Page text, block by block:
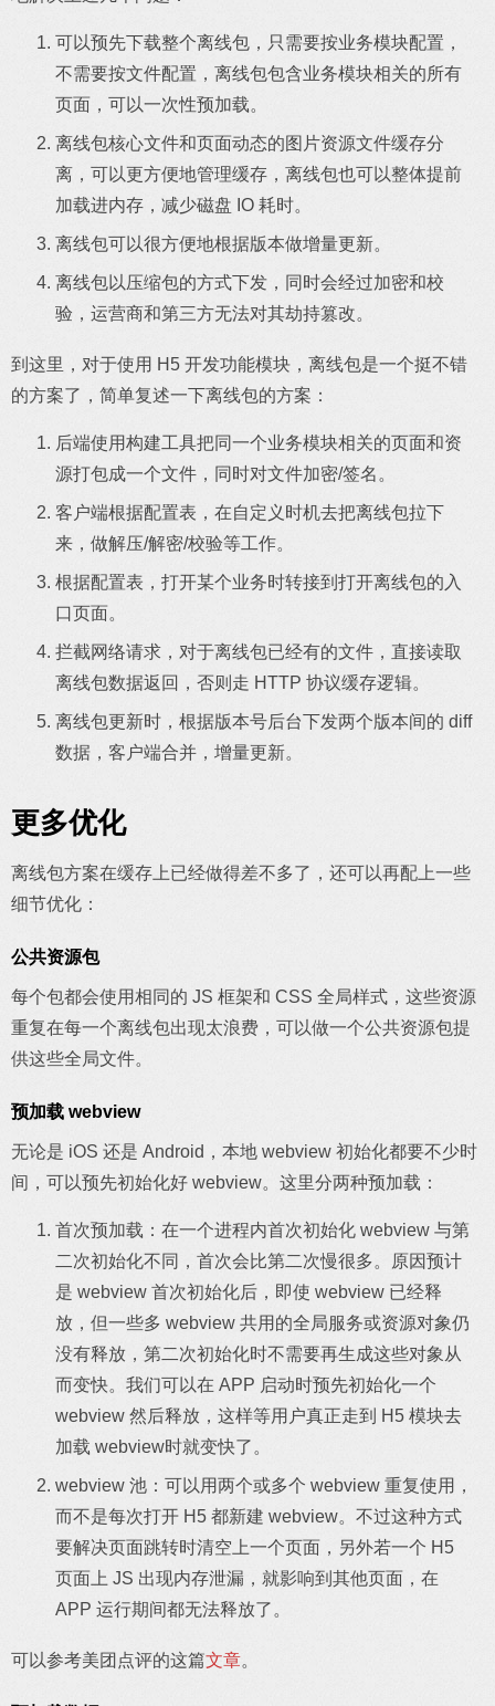
可以预先下载整个离线包，只需要按业务模块配置，
不需要按文件配置，离线包包含业务模块相关的所有
页面，可以一次性预加载。
离线包核心文件和页面动态的图片资源文件缓存分
离，可以更方便地管理缓存，离线包也可以整体提前
加载进内存，减少磁盘 IO 耗时。
离线包可以很方便地根据版本做增量更新。
离线包以压缩包的方式下发，同时会经过加密和校
验，运营商和第三方无法对其劫持篡改。
到这里，对于使用 H5 开发功能模块，离线包是一个挺不错
的方案了，简单复述一下离线包的方案：
后端使用构建工具把同一个业务模块相关的页面和资
源打包成一个文件，同时对文件加密/签名。
客户端根据配置表，在自定义时机去把离线包拉下
来，做解压/解密/校验等工作。
根据配置表，打开某个业务时转接到打开离线包的入
口页面。
拦截网络请求，对于离线包已经有的文件，直接读取
离线包数据返回，否则走 HTTP 协议缓存逻辑。
离线包更新时，根据版本号后台下发两个版本间的 diff
数据，客户端合并，增量更新。
更多优化
离线包方案在缓存上已经做得差不多了，还可以再配上一些
细节优化：
公共资源包
每个包都会使用相同的 JS 框架和 CSS 全局样式，这些资源
重复在每一个离线包出现太浪费，可以做一个公共资源包提
供这些全局文件。
预加载 webview
无论是 iOS 还是 Android，本地 webview 初始化都要不少时
间，可以预先初始化好 webview。这里分两种预加载：
首次预加载：在一个进程内首次初始化 webview 与第
二次初始化不同，首次会比第二次慢很多。原因预计
是 webview 首次初始化后，即使 webview 已经释
放，但一些多 webview 共用的全局服务或资源对象仍
没有释放，第二次初始化时不需要再生成这些对象从
而变快。我们可以在 APP 启动时预先初始化一个
webview 然后释放，这样等用户真正走到 H5 模块去
加载 webview时就变快了。
webview 池：可以用两个或多个 webview 重复使用，
而不是每次打开 H5 都新建 webview。不过这种方式
要解决页面跳转时清空上一个页面，另外若一个 H5
页面上 JS 出现内存泄漏，就影响到其他页面，在
APP 运行期间都无法释放了。
可以参考美团点评的这篇文章。